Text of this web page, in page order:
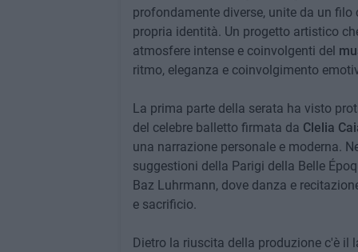
profondamente diverse, unite da un
propria identità. Un progetto artistico
atmosfere intense e coinvolgenti del
ritmo, eleganza e coinvolgimento
La prima parte della serata ha visto
del celebre balletto firmata da Clelia
una narrazione personale e moderna.
suggestioni della Parigi della Belle
Baz Luhrmann, dove danza e
e sacrificio.
Dietro la riuscita della produzione c'è il